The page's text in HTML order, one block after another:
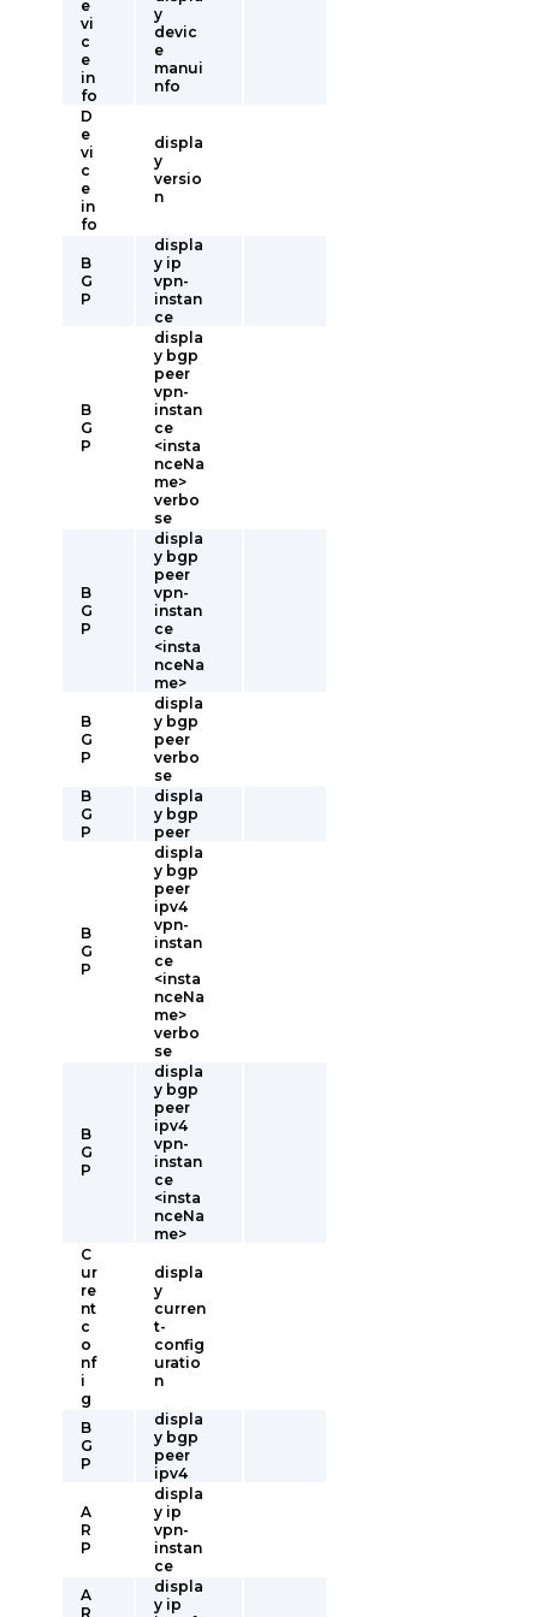
e
vi
c
e
in
fo
y
devic
e
manui
nfo
D
e
vi
c
e
in
fo
displa
y
versio
n
B
G
P
displa
y ip
vpn-
instan
ce
B
G
P
displa
y bgp
peer
vpn-
instan
ce
<insta
nceNa
me>
verbo
se
B
G
P
displa
y bgp
peer
vpn-
instan
ce
<insta
nceNa
me>
B
G
P
displa
y bgp
peer
verbo
se
B
G
P
displa
y bgp
peer
B
G
P
displa
y bgp
peer
ipv4
vpn-
instan
ce
<insta
nceNa
me>
verbo
se
B
G
P
displa
y bgp
peer
ipv4
vpn-
instan
ce
<insta
nceNa
me>
C
ur
re
nt
c
o
nf
i
g
displa
y
curren
t-
config
uratio
n
B
G
P
displa
y bgp
peer
ipv4
A
R
P
displa
y ip
vpn-
instan
ce
A
R
displa
y ip